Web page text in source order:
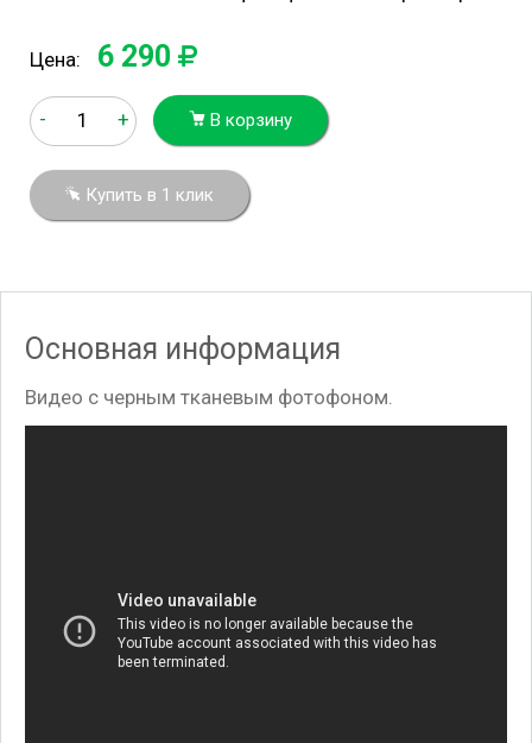
Цена: 6 290
- + В корзину
Купить в 1 клик
Основная информация
Видео с черным тканевым фотофоном.